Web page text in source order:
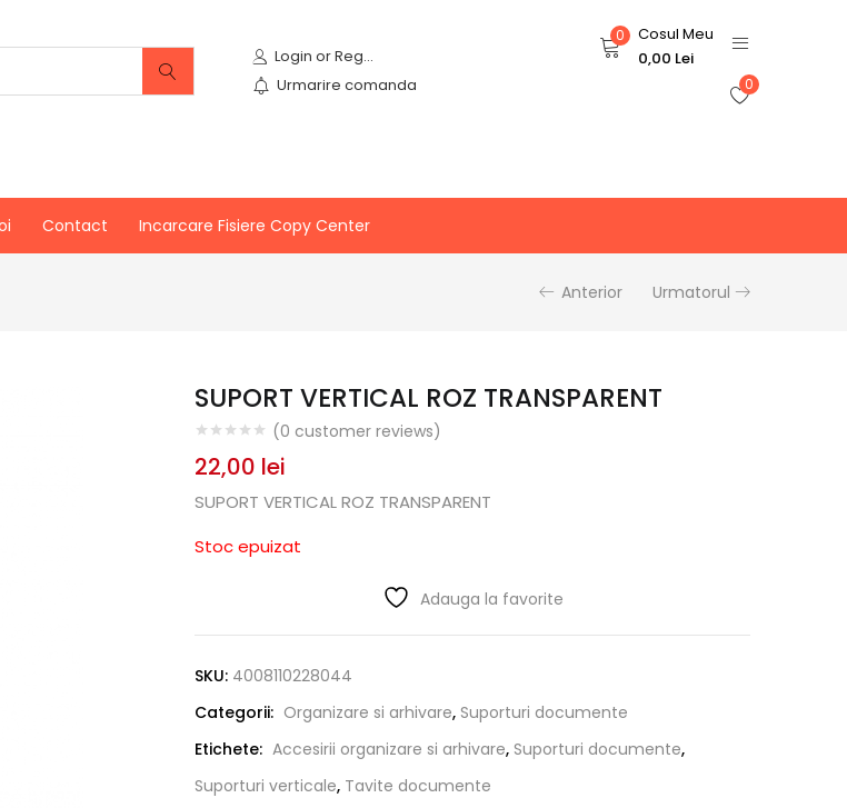
Login or Register
Urmarire comanda
0
Cosul Meu
0,00 Lei
0
Contact Incarcare Fisiere Copy Center
Anterior Urmatorul
SUPORT VERTICAL ROZ TRANSPARENT
(0 customer reviews)
22,00 lei
SUPORT VERTICAL ROZ TRANSPARENT
Stoc epuizat
Adauga la favorite
SKU: 4008110228044
Categorii: Organizare si arhivare, Suporturi documente
Etichete: Accesirii organizare si arhivare, Suporturi documente,
Suporturi verticale, Tavite documente